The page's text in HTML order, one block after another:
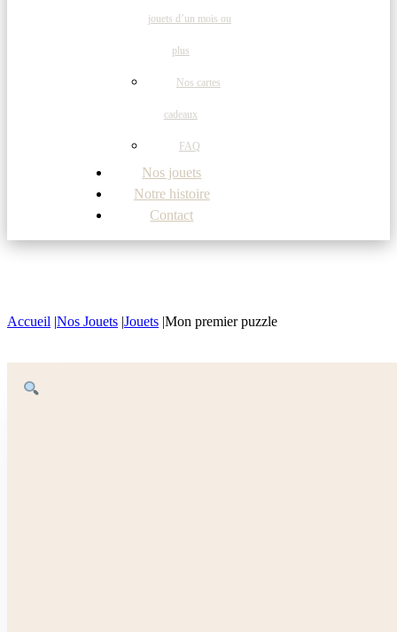
jouets d’un mois ou
plus
Nos cartes
cadeaux
FAQ
Nos jouets
Notre histoire
Contact
Accueil |Nos Jouets |Jouets |Mon premier puzzle